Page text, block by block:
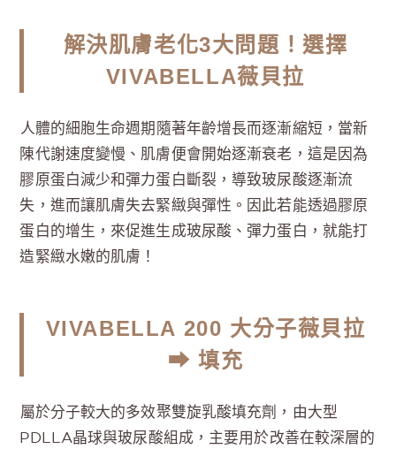
解決肌膚老化3大問題！選擇
VIVABELLA薇貝拉
人體的細胞生命週期隨著年齡增長而逐漸縮短，當新
陳代謝速度變慢、肌膚便會開始逐漸衰老，這是因為
膠原蛋白減少和彈力蛋白斷裂，導致玻尿酸逐漸流
失，進而讓肌膚失去緊緻與彈性。因此若能透過膠原
蛋白的增生，來促進生成玻尿酸、彈力蛋白，就能打
造緊緻水嫩的肌膚！
VIVABELLA 200 大分子薇貝拉
⮕ 填充
屬於分子較大的多效聚雙旋乳酸填充劑，由大型
PDLLA晶球與玻尿酸組成，主要用於改善在較深層的